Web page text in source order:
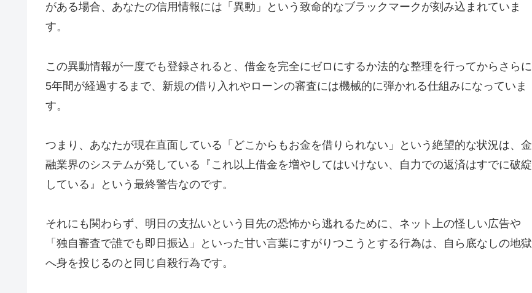
がある場合、あなたの信用情報には「異動」という致命的なブラックマークが刻み込まれていま
す。
この異動情報が一度でも登録されると、借金を完全にゼロにするか法的な整理を行ってからさらに
5年間が経過するまで、新規の借り入れやローンの審査には機械的に弾かれる仕組みになっていま
す。
つまり、あなたが現在直面している「どこからもお金を借りられない」という絶望的な状況は、金
融業界のシステムが発している『これ以上借金を増やしてはいけない、自力での返済はすでに破綻
している』という最終警告なのです。
それにも関わらず、明日の支払いという目先の恐怖から逃れるために、ネット上の怪しい広告や
「独自審査で誰でも即日振込」といった甘い言葉にすがりつこうとする行為は、自ら底なしの地獄
へ身を投じるのと同じ自殺行為です。